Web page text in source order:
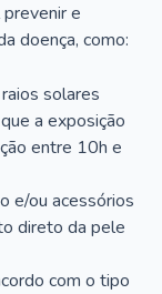
e
doença, como:
solares
a exposição
entre 10h e
e/ou acessórios
direto da pele
com o tipo